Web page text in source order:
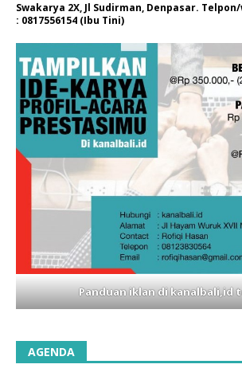
Swakarya 2X, Jl Sudirman, Denpasar.
: 0817556154 (Ibu Tini)
Panduan iklan di kanalbali,id
AGENDA